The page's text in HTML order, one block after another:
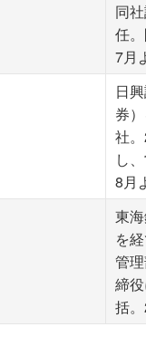
同
任
7月
日
券
社
し
8月
東
を
管
締
括